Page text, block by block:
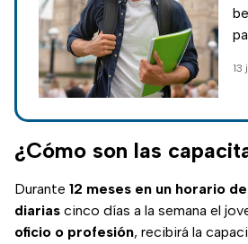
13
¿Cómo son las
Durante 12 meses en un horario
diarias cinco días a la semana el
oficio o profesión, recibirá la